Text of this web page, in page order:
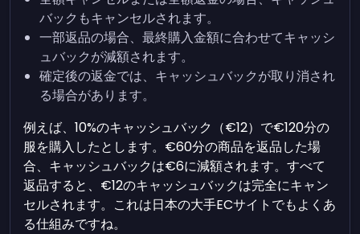
バックもキャンセルされます。
一部返品の場合、最終購入金額に合わせてキャッシ
ュバックが減額されます。
確定後の返金では、キャッシュバックが取り消され
る場合があります。
例えば、10%のキャッシュバック（€12）で€120分の
服を購入したとします。€60分の商品を返品した場
合、キャッシュバックは€6に減額されます。すべて
返品すると、€12のキャッシュバックは完全にキャン
セルされます。これは日本の大手ECサイトでもよくあ
る仕組みですね。